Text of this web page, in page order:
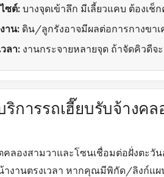
ซต์:บางจุดเข้าลึก มีเลี้ยวแคบ ต้องเช็
าน:ดิน/ลูกรังอาจมีผลต่อการกางขาเ
ลา:งานกระจายหลายจุด ถ้าจัดคิวดีจ
การรถเฮี๊ยบรับจ้างค
คลองสามวาและโซนเชื่อมต่อฝั่งตะวั
างานตรงเวลา หากคุณมีพิกัด/ลิงก์แผ